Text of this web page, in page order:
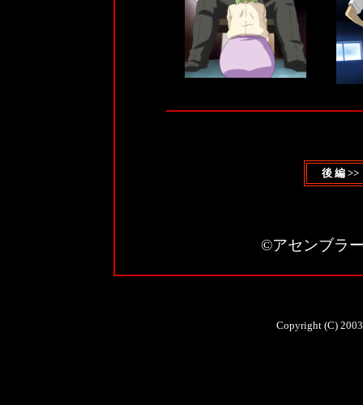
後 編 >>
©アセンブラ
Copyright (C)